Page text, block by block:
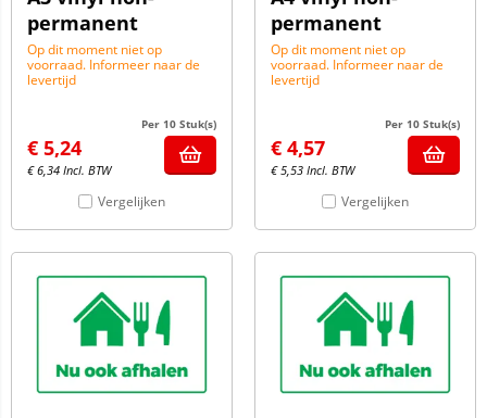
permanent
Op dit moment niet op
voorraad. Informeer naar de
levertijd
Per 10 Stuk(s)
€ 5,24
€6,34 Incl. BTW
Vergelijken
permanent
Op dit moment niet op
voorraad. Informeer naar de
levertijd
Per 10 Stuk(s)
€ 4,57
€5,53 Incl. BTW
Vergelijken